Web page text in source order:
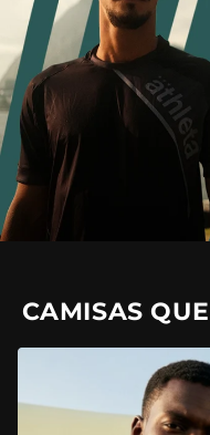
CAMISAS